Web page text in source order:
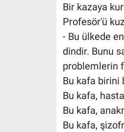
Bir kazaya
Profesör'ü
- Bu ülkede
dindir. Bunu
problemlerin
Bu kafa birini
Bu kafa,
Bu kafa,
Bu kafa,